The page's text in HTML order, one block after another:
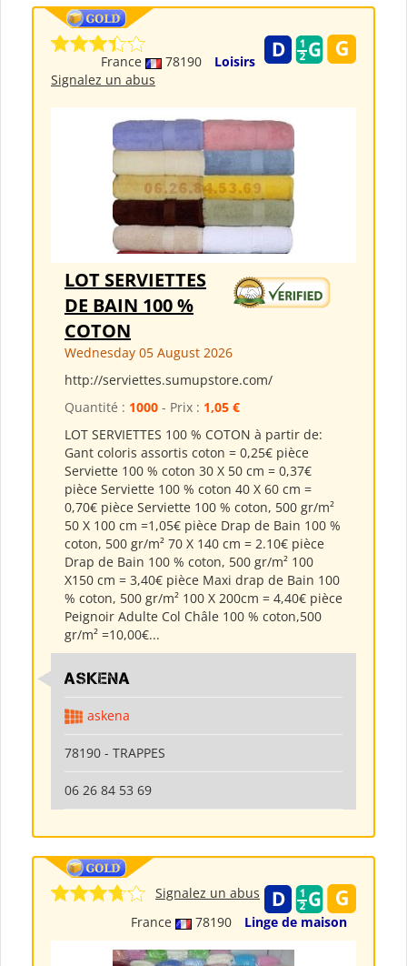
France 78190
Loisirs
Signalez un abus
LOT SERVIETTES
DE BAIN 100 %
COTON
Wednesday 05 August 2026
http://serviettes.sumupstore.com/
Quantité : 1000 - Prix : 1,05 €
LOT SERVIETTES 100 % COTON à partir de:
Gant coloris assortis coton = 0,25€ pièce
Serviette 100 % coton 30 X 50 cm = 0,37€
pièce Serviette 100 % coton 40 X 60 cm =
0,70€ pièce Serviette 100 % coton, 500 gr/m²
50 X 100 cm =1,05€ pièce Drap de Bain 100 %
coton, 500 gr/m² 70 X 140 cm = 2.10€ pièce
Drap de Bain 100 % coton, 500 gr/m² 100
X150 cm = 3,40€ pièce Maxi drap de Bain 100
% coton, 500 gr/m² 100 X 200cm = 4,40€ pièce
Peignoir Adulte Col Châle 100 % coton,500
gr/m² =10,00€...
ASKENA
askena
78190 - TRAPPES
06 26 84 53 69
France 78190 Linge de maison
Signalez un abus